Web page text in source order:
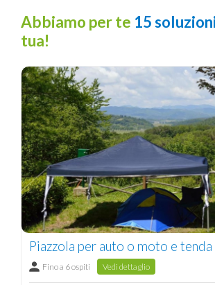
Abbiamo per te 15
tua!
Piazzola per auto o moto e
Fino a 6 ospiti Vedi dettaglio